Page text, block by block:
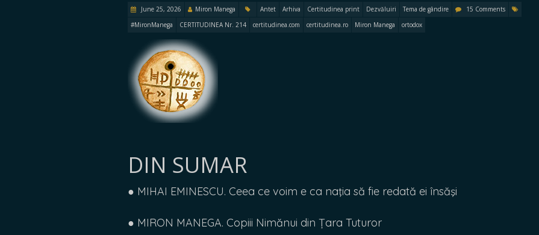
June 25, 2026 Miron Manega Antet Arhiva Certitudinea print Dezvăluiri Tema de gândire
15 Comments
#MironManega
CERTITUDINEA Nr. 214 certitudinea.com certitudinea.ro Miron Manega ortodox
DIN SUMAR
● MIHAI EMINESCU. Ceea ce voim e ca naţia să fie redată ei însăşi
● MIRON MANEGA. Copiii Nimănui din Țara Tuturor